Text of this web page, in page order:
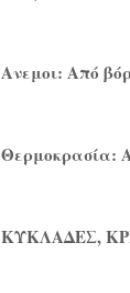
Ανεμοι: Από
Θερμοκρασία:
ΚΥΚΛΑΔΕΣ,